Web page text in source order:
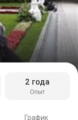
Опыт
2 года
График